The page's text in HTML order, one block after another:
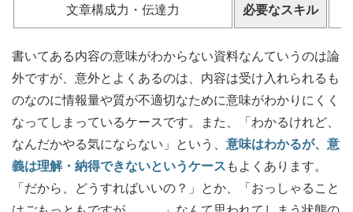
文章構成力・伝達力 必要なスキル
書いてある内容の意味がわからない資料なんていうのは論
外ですが、意外とよくあるのは、内容は受け入れられるも
のなのに情報量や質が不適切なために意味がわかりにくく
なってしまっているケースです。また、「わかるけれど、
なんだかやる気にならない」という、 意味はわかるが、意
義は理解・納得できないというケース もよくあります。
「だから、どうすればいいの？」とか、「おっしゃること